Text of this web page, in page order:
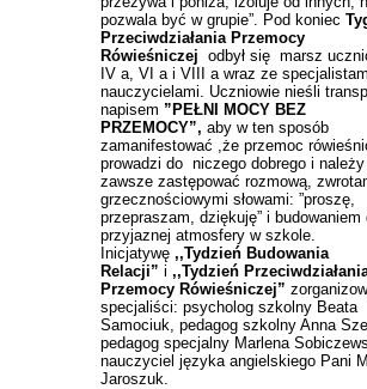
pozwala być w grupie”. Pod koniec
Przeciwdziałania Przemocy
Rówieśniczej odbył się marsz
IV a, VI a i VIII a wraz ze
nauczycielami. Uczniowie nieśli
napisem ”PEŁNI MOCY BEZ
PRZEMOCY”, aby w ten sposób
zamanifestować ,że przemoc
prowadzi do niczego dobrego i
zawsze zastępować rozmową,
grzecznościowymi słowami: ”proszę,
przepraszam, dziękuję” i budowaniem
przyjaznej atmosfery w szkole.
Inicjatywę ,,Tydzień Budowania
Relacji” i ,,Tydzień
Przemocy Rówieśniczej”
specjaliści: psycholog szkolny Beata
Samociuk, pedagog szkolny Anna
pedagog specjalny Marlena
nauczyciel języka angielskiego Pani
Jaroszuk.